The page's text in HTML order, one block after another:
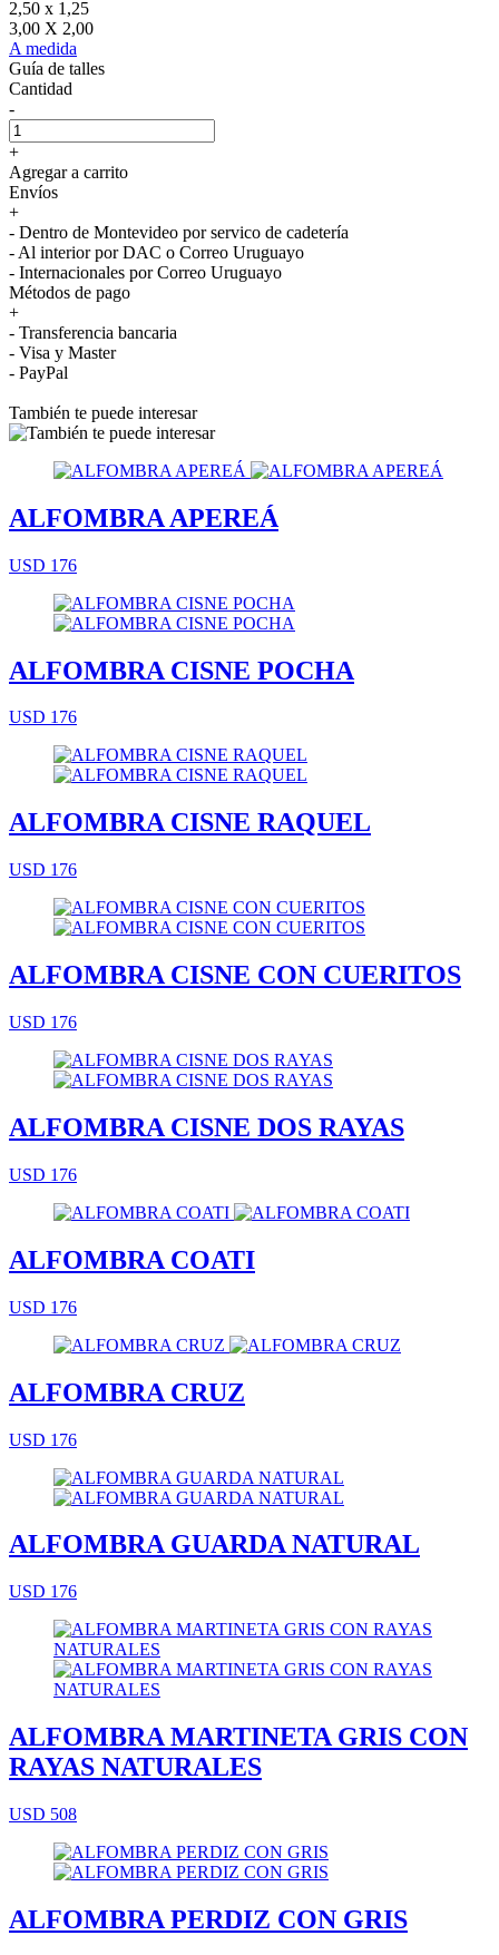
2,50 x 1,25
3,00 X 2,00
A medida
Guía de talles
Cantidad
-
+
Agregar a carrito
Envíos
+
- Dentro de Montevideo por servico de cadetería
- Al interior por DAC o Correo Uruguayo
- Internacionales por Correo Uruguayo
Métodos de pago
+
- Transferencia bancaria
- Visa y Master
- PayPal
También te puede interesar
ALFOMBRA APEREÁ
USD 176
ALFOMBRA CISNE POCHA
USD 176
ALFOMBRA CISNE RAQUEL
USD 176
ALFOMBRA CISNE CON CUERITOS
USD 176
ALFOMBRA CISNE DOS RAYAS
USD 176
ALFOMBRA COATI
USD 176
ALFOMBRA CRUZ
USD 176
ALFOMBRA GUARDA NATURAL
USD 176
ALFOMBRA MARTINETA GRIS CON
RAYAS NATURALES
USD 508
ALFOMBRA PERDIZ CON GRIS